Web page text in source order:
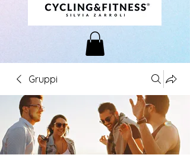
Gruppi